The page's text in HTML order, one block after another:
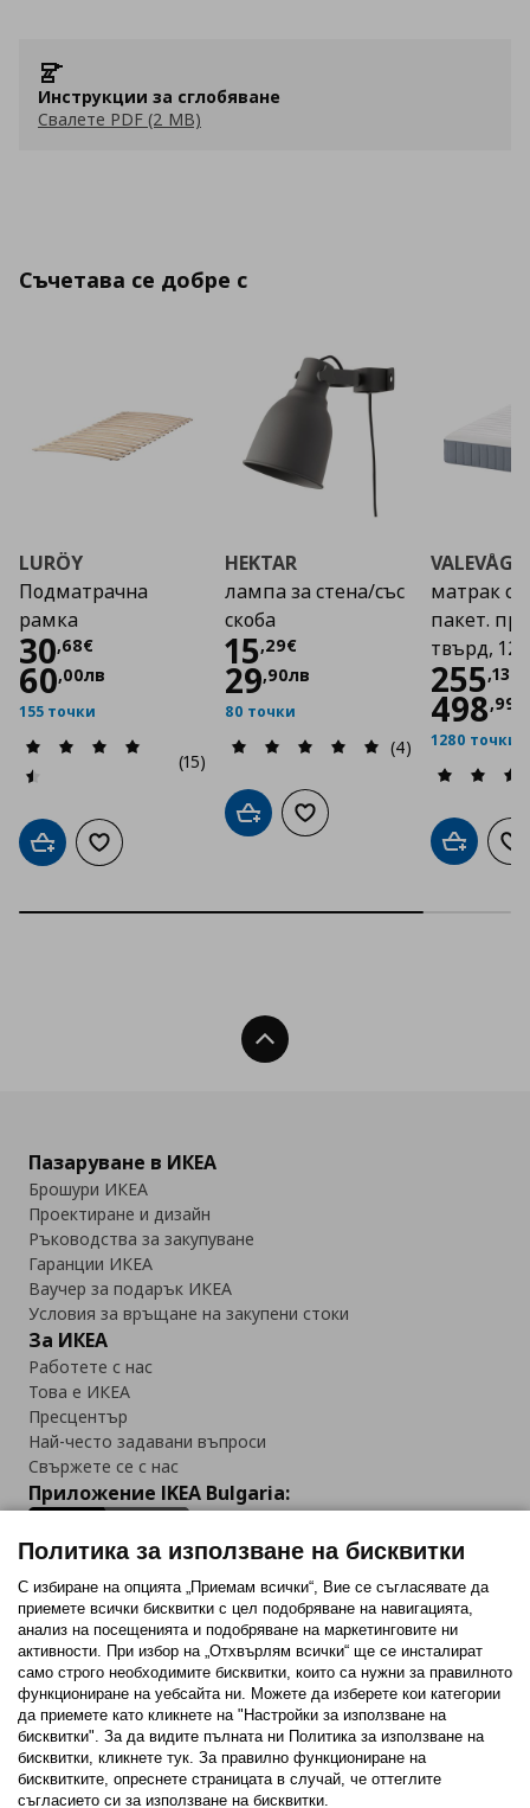
Инструкции за сглобяване
Свалете PDF (2 MB)
Съчетава се добре с
LURÖY
Подматрачна
рамка
30,68€
Цена 30,68 €
60,00лв
155 точки
(15)
Добави в кошницата
Добави към списъка с любими
HEKTAR
лампа за стена/със
скоба
15,29€
Цена
29,90лв
80 точки
(4)
Добави в кошницата
Добави към списъка с
VALEVÅG
матрак с
пакет.
твърд,
255,13
Цена
498,99
1280 точки
Добави
Нагоре
Пазаруване в ИКЕА
Брошури ИКЕА
Проектиране и дизайн
Ръководства за закупуване
Гаранции ИКЕА
Ваучер за подарък ИКЕА
Условия за връщане на закупени стоки
За ИКЕА
Работете с нас
Това е ИКЕА
Пресцентър
Най-често задавани въпроси
Свържете се с нас
Приложение IKEA Bulgaria:
Последвайте ни:
FacebookTwitterYoutubePinterestInstagram
Политика за използване на бисквитки
С избиране на опцията „Приемам всички“, Вие се съгласявате да
приемете всички бисквитки с цел подобряване на навигацията,
анализ на посещенията и подобряване на маркетинговите ни
активности. При избор на „Отхвърлям всички“ ще се инсталират
само строго необходимитe бисквитки, които са нужни за правилното
функциониране на уебсайта ни. Можете да изберете кои категории
да приемете като кликнете на "Настройки за използване на
бисквитки". За да видите пълната ни Политика за използване на
бисквитки, кликнете тук. За правилно функциониране на
бисквитките, опреснете страницата в случай, че оттеглите
съгласието си за използване на бисквитки.